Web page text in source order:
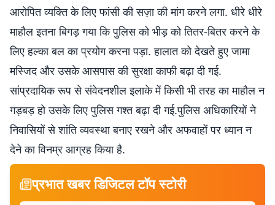
आरोपित व्यक्ति के लिए फांसी की सज़ा की मांग करने लगा. धीरे धीरे
माहौल इतना बिगड़ गया कि पुलिस को भीड़ को तितर-बितर करने के
लिए हल्का बल का प्रयोग करना पड़ा. हालात को देखते हुए जामा
मस्जिद और उसके आसपास की सुरक्षा काफी बढ़ा दी गई.
सांप्रदायिक रूप से संवेदनशील इलाके में किसी भी तरह का माहौल न
गड़बड़ हो उसके लिए पुलिस गश्त बढ़ा दी गई.पुलिस अधिकारियों ने
निवासियों से शांति व्यवस्था बनाए रखने और अफवाहों पर ध्यान न
देने का विनम्र आग्रह किया है.
प्रभात खबर डिजिटल टॉप स्टोरी